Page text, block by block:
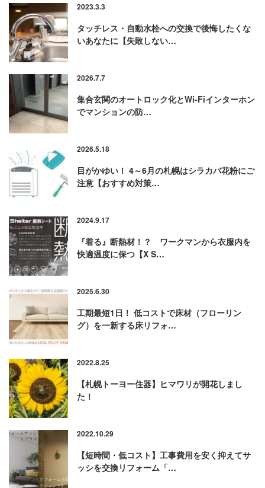
2023.3.3
タッチレス・自動水栓への交換で後悔したくな
いあなたに【失敗しない…
2026.7.7
集合玄関のオートロック化とWi-Fiインターホン
でマンションの防…
2026.5.18
目がかゆい！ 4～6月の札幌はシラカバ花粉にご
注意【おすすめ対策…
2024.9.17
『着る』断熱材！？ ワークマンから衣服内を
快適温度に保つ【X S…
2025.6.30
工期最短1日！ 低コストで床材（フローリン
グ）を一新する床リフォ…
2022.8.25
【札幌トーヨー住器】ヒマワリが開花しまし
た！
2022.10.29
【短時間・低コスト】工事費用を安く抑えてサ
ッシを交換リフォーム「…